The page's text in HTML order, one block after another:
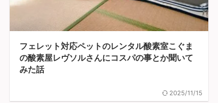
フェレット対応ペットのレンタル酸素室こぐま
の酸素屋レヴソルさんにコスパの事とか聞いて
みた話
2025/11/15